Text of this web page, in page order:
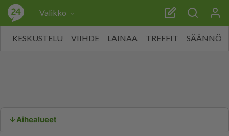
Valikko
KESKUSTELU VIIHDE LAINAA TREFFIT SÄÄNNÖT
Aihealueet